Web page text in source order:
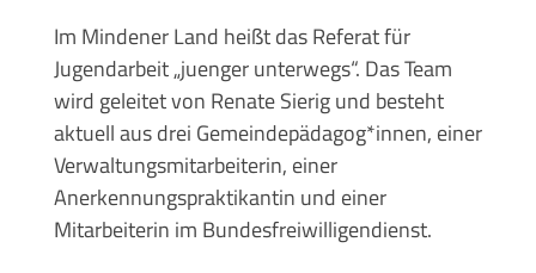
Im Mindener Land heißt das Referat für
Jugendarbeit „juenger unterwegs“. Das Team
wird geleitet von Renate Sierig und besteht
aktuell aus drei Gemeindepädagog*innen, einer
Verwaltungsmitarbeiterin, einer
Anerkennungspraktikantin und einer
Mitarbeiterin im Bundesfreiwilligendienst.